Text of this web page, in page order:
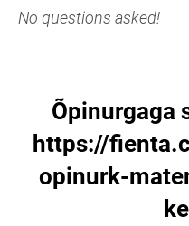
No questions asked!
Õpinurgaga
https://
opinurk-